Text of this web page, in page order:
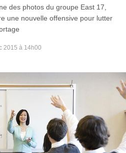
des photos du groupe East 17,
une nouvelle offensive pour lutter
2015 à 14h00